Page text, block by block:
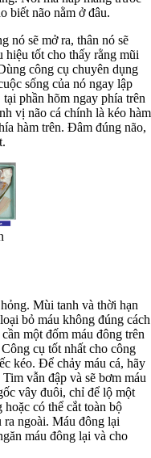
biết não nằm ở đâu.
nó sẽ mở ra, thân nó sẽ
hiệu tốt cho thấy rằng mũi
công cụ chuyên dụng
sống của nó ngay lập
phần hõm ngay phía trên
vị não cá chính là kéo hàm
hàm trên. Đâm đúng não,
Mùi tanh và thời hạn
bỏ máu không đúng cách
một đốm máu đông trên
cụ tốt nhất cho công
kéo. Để chảy máu cá, hãy
vẫn đập và sẽ bơm máu
vây đuôi, chỉ để lộ một
có thể cắt toàn bộ
ngoài. Máu đông lại
máu đông lại và cho